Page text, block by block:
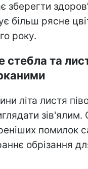
зберегти
більш рясне
року.
стебла та
літа листя
зів'ялим.
помилок
обрізання